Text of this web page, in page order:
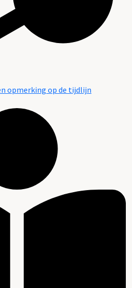
opmerking op de tijdlijn